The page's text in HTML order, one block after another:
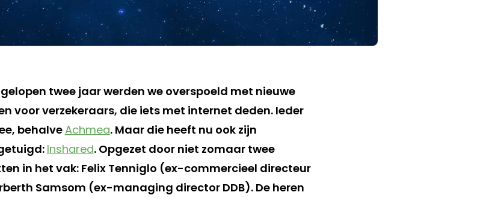
twee jaar werden we overspoeld met nieuwe
voor verzekeraars, die iets met internet deden. Ieder
behalveAchmea. Maar die heeft nu ook zijn
Inshared. Opgezet door niet zomaar twee
in het vak: Felix Tenniglo (ex-commercieel directeur
Samsom (ex-managing director DDB). De heren